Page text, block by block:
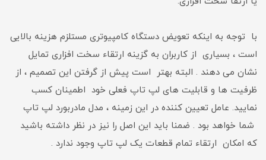
با توجه به اینکه تعویض دستگاه کامپیوتری مستلزم هزینه بالایی
است ، بسیاری از کاربران به گزینه ارتقاء سخت افزاری تمایل
نشان می دهند . البته بهتر است پیش از گرفتن این تصمیم ، از
ظرفیت ها و قابلیت های لپ تاپ فعلی خود اطمینان کسب
نمایید. عامل تعیین کننده در این زمینه ، مدل مادربورد لپ تاپ
شما خواهد بود . ضمنا باید این اصل را نیز در نظر داشته باشید
که امکان ارتقاء تمام قطعات یک لپ تاپ وجود ندارد .